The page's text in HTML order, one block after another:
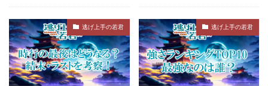
逃げ上手の若君 逃げ上手の若君